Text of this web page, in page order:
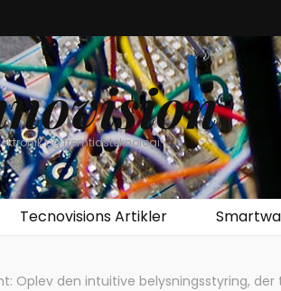
og fremtidsteknologi
Tecnovisions Artikler
Oplev den intuitive belysningsstyring,